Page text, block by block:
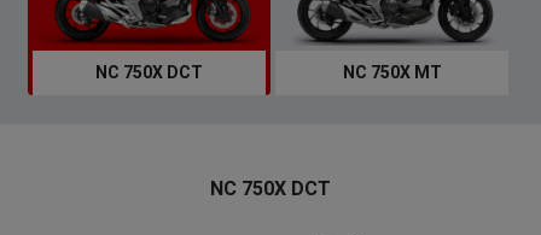
NC 750X DCT NC 750X MT
NC 750X DCT